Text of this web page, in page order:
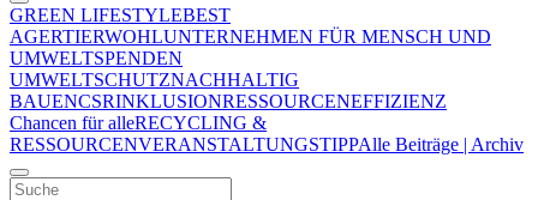
GREEN LIFESTYLEBEST
AGERTIERWOHLUNTERNEHMEN FÜR MENSCH UND
UMWELTSPENDEN
UMWELTSCHUTZNACHHALTIG
BAUENCSRINKLUSIONRESSOURCENEFFIZIENZ
Chancen für alleRECYCLING &
RESSOURCENVERANSTALTUNGSTIPPAlle Beiträge | Archiv